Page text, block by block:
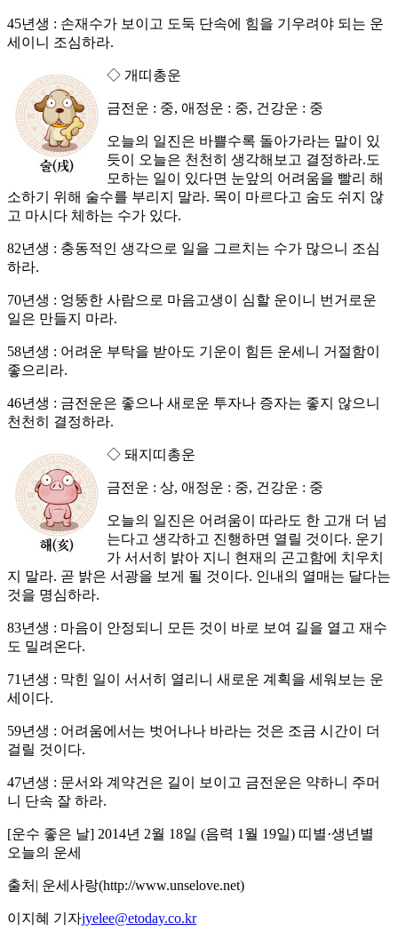
45년생 : 손재수가 보이고 도둑 단속에 힘을 기우려야 되는 운
세이니 조심하라.
◇ 개띠총운
금전운 : 중, 애정운 : 중, 건강운 : 중
오늘의 일진은 바쁠수록 돌아가라는 말이 있
듯이 오늘은 천천히 생각해보고 결정하라.도
모하는 일이 있다면 눈앞의 어려움을 빨리 해
소하기 위해 술수를 부리지 말라. 목이 마르다고 숨도 쉬지 않
고 마시다 체하는 수가 있다.
82년생 : 충동적인 생각으로 일을 그르치는 수가 많으니 조심
하라.
70년생 : 엉뚱한 사람으로 마음고생이 심할 운이니 번거로운
일은 만들지 마라.
58년생 : 어려운 부탁을 받아도 기운이 힘든 운세니 거절함이
좋으리라.
46년생 : 금전운은 좋으나 새로운 투자나 증자는 좋지 않으니
천천히 결정하라.
◇ 돼지띠총운
금전운 : 상, 애정운 : 중, 건강운 : 중
오늘의 일진은 어려움이 따라도 한 고개 더 넘
는다고 생각하고 진행하면 열릴 것이다. 운기
가 서서히 밝아 지니 현재의 곤고함에 치우치
지 말라. 곧 밝은 서광을 보게 될 것이다. 인내의 열매는 달다는
것을 명심하라.
83년생 : 마음이 안정되니 모든 것이 바로 보여 길을 열고 재수
도 밀려온다.
71년생 : 막힌 일이 서서히 열리니 새로운 계획을 세워보는 운
세이다.
59년생 : 어려움에서는 벗어나나 바라는 것은 조금 시간이 더
걸릴 것이다.
47년생 : 문서와 계약건은 길이 보이고 금전운은 약하니 주머
니 단속 잘 하라.
[운수 좋은 날] 2014년 2월 18일 (음력 1월 19일) 띠별·생년별
오늘의 운세
출처| 운세사랑(http://www.unselove.net)
이지혜 기자jyelee@etoday.co.kr